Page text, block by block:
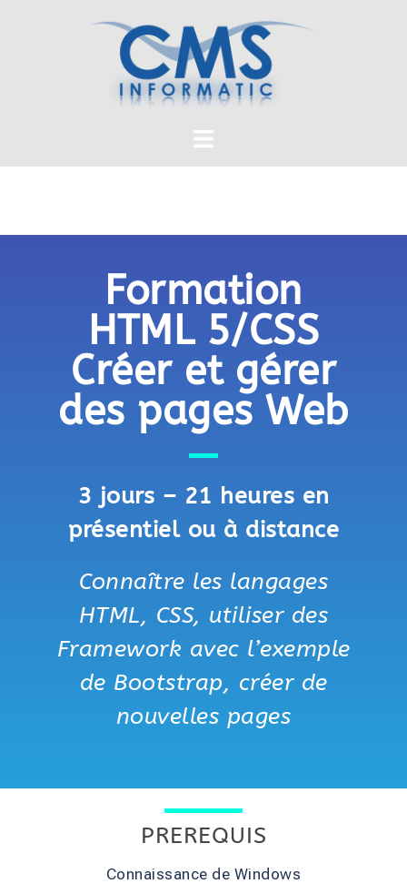
Formation
HTML 5/CSS
Créer et gérer
des pages Web
3 jours – 21 heures en
présentiel ou à distance
Connaître les langages
HTML, CSS, utiliser des
Framework avec l’exemple
de Bootstrap, créer de
nouvelles pages
PREREQUIS
Connaissance de Windows